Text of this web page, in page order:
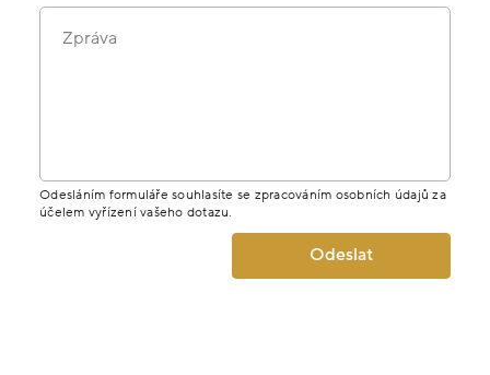
Zpráva
Odesláním formuláře souhlasíte se zpracováním osobních údajů za
účelem vyřízení vašeho dotazu.
Odeslat